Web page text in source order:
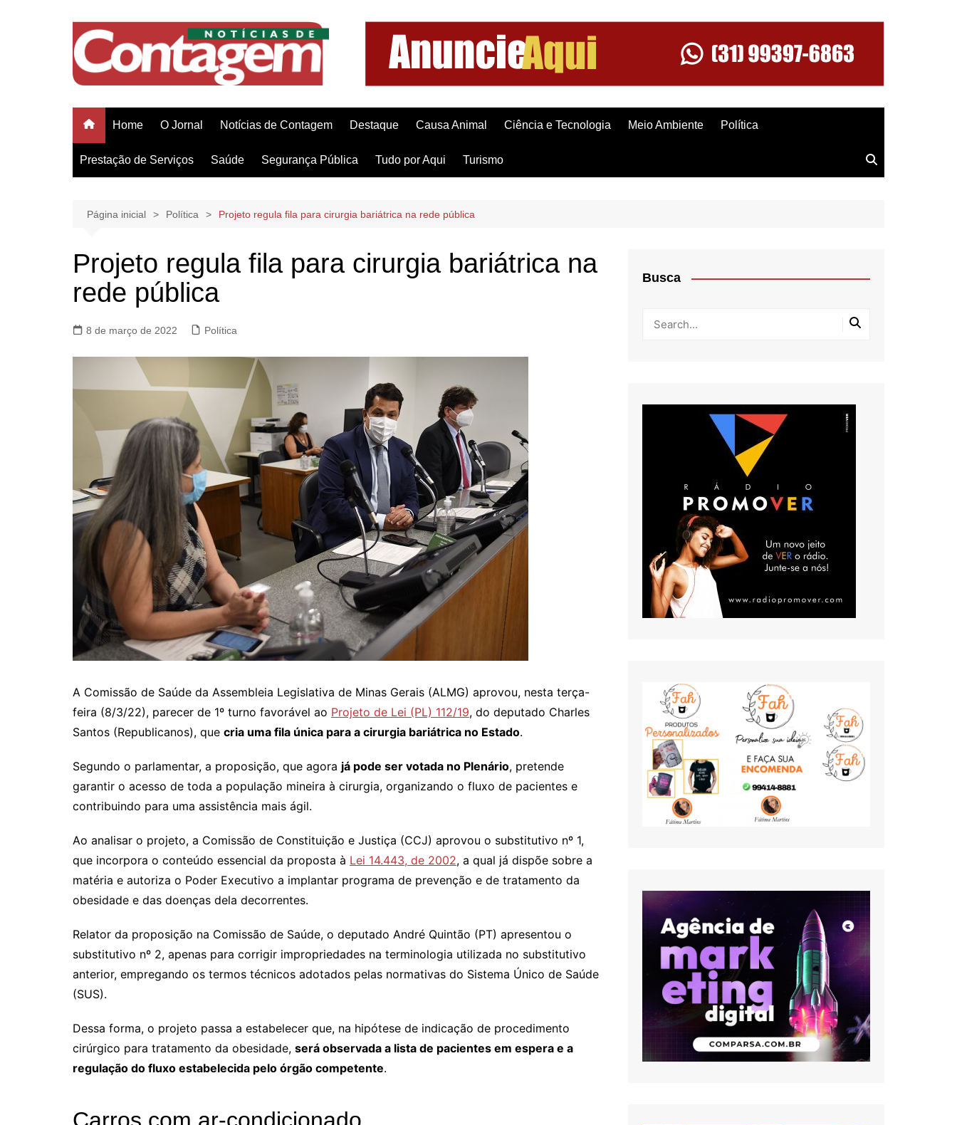
Home O Jornal Notícias de Contagem Destaque Causa Animal Ciência e Tecnologia Meio Ambiente Política
Prestação de Serviços Saúde Segurança Pública Tudo por Aqui Turismo
Página inicial Política Projeto regula fila para cirurgia bariátrica na rede pública
Projeto regula fila para cirurgia bariátrica na
rede pública
8 de março de 2022 Política
A Comissão de Saúde da Assembleia Legislativa de Minas Gerais (ALMG) aprovou, nesta terça-
feira (8/3/22), parecer de 1º turno favorável ao Projeto de Lei (PL) 112/19, do deputado Charles
Santos (Republicanos), que cria uma fila única para a cirurgia bariátrica no Estado.
Segundo o parlamentar, a proposição, que agora já pode ser votada no Plenário, pretende
garantir o acesso de toda a população mineira à cirurgia, organizando o fluxo de pacientes e
contribuindo para uma assistência mais ágil.
Ao analisar o projeto, a Comissão de Constituição e Justiça (CCJ) aprovou o substitutivo nº 1,
que incorpora o conteúdo essencial da proposta à Lei 14.443, de 2002, a qual já dispõe sobre a
matéria e autoriza o Poder Executivo a implantar programa de prevenção e de tratamento da
obesidade e das doenças dela decorrentes.
Relator da proposição na Comissão de Saúde, o deputado André Quintão (PT) apresentou o
substitutivo nº 2, apenas para corrigir impropriedades na terminologia utilizada no substitutivo
anterior, empregando os termos técnicos adotados pelas normativas do Sistema Único de Saúde
(SUS).
Dessa forma, o projeto passa a estabelecer que, na hipótese de indicação de procedimento
cirúrgico para tratamento da obesidade, será observada a lista de pacientes em espera e a
regulação do fluxo estabelecida pelo órgão competente.
Busca